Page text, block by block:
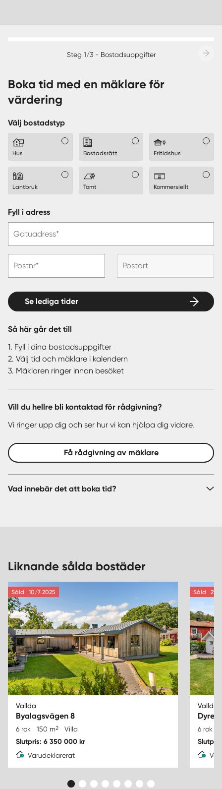
Steg 1/3 - Bostadsuppgifter
Boka tid med en mäklare för
värdering
Välj bostadstyp
Hus Bostadsrätt Fritidshus
Lantbruk Tomt Kommersiellt
Fyll i adress
Gatuadress*
Postnr* Postort
Se lediga tider
Så här går det till
1. Fyll i dina bostadsuppgifter
2. Välj tid och mäklare i kalendern
3. Mäklaren ringer innan besöket
Vill du hellre bli kontaktad för rådgivning?
Vi ringer upp dig och ser hur vi kan hjälpa dig vidare.
Få rådgivning av mäklare
Vad innebär det att boka tid?
Liknande sålda bostäder
Såld 10/7 2025
Vallda
Byalagsvägen 8
6 rok 150 m2 Villa
Slutpris: 6 350 000 kr
Varudeklarerat
Såld 29/
Vallda
6 rok